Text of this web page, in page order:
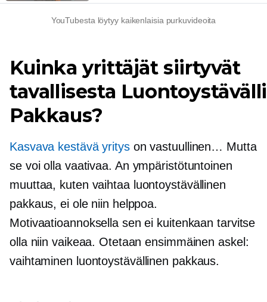
YouTubesta löytyy kaikenlaisia ​​purkuvideoita
Kuinka yrittäjät siirtyvät
tavallisesta
Pakkaus?
Kasvava kestävä yrityson vastuullinen… Mutta
se voi olla vaativaa. An ympäristötuntoinen
muuttaa, kuten vaihtaa luontoystävällinen
pakkaus, ei ole niin helppoa.
Motivaatioannoksella sen ei kuitenkaan tarvitse
olla niin vaikeaa. Otetaan ensimmäinen askel:
vaihtaminen luontoystävällinen pakkaus.